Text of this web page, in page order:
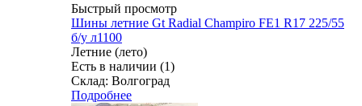
Быстрый просмотр
Шины летние Gt Radial Champiro FE1 R17 225/55
б/у л1100
Летние (лето)
Есть в наличии (1)
Склад: Волгоград
Подробнее